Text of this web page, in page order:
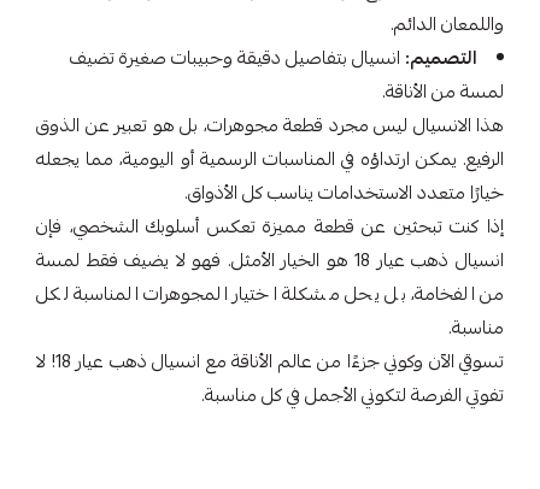
واللمعان الدائم.
التصميم: انسيال بتفاصيل دقيقة وحبيبات صغيرة تضيف
لمسة من الأناقة.
هذا الانسيال ليس مجرد قطعة مجوهرات، بل هو تعبير عن الذوق
الرفيع. يمكن ارتداؤه في المناسبات الرسمية أو اليومية، مما يجعله
خيارًا متعدد الاستخدامات يناسب كل الأذواق.
إذا كنت تبحثين عن قطعة مميزة تعكس أسلوبك الشخصي، فإن
انسيال ذهب عيار 18 هو الخيار الأمثل. فهو لا يضيف فقط لمسة
من الفخامة، بل يحل مشكلة اختيار المجوهرات المناسبة لكل
مناسبة.
تسوقي الآن وكوني جزءًا من عالم الأناقة مع انسيال ذهب عيار 18! لا
تفوتي الفرصة لتكوني الأجمل في كل مناسبة.